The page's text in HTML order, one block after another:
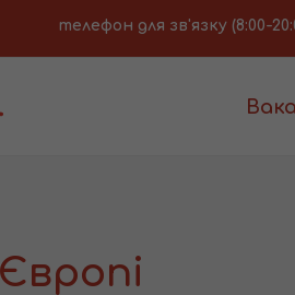
телефон для зв'язку (8:00-